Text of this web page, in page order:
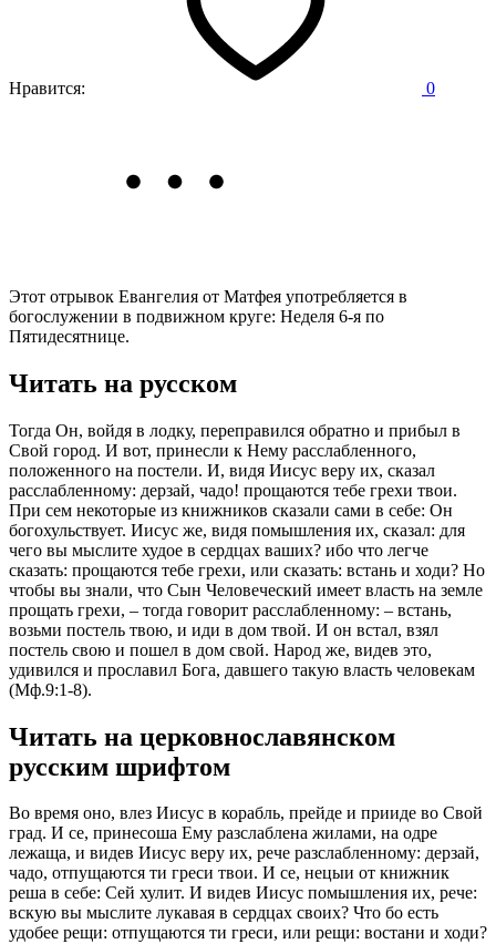
Нравится: 0
Этот отрывок Евангелия от Матфея употребляется в
богослужении в подвижном круге: Неделя 6-я по
Пятидесятнице.
Читать на русском
Тогда Он, войдя в лодку, переправился обратно и прибыл в
Свой город. И вот, принесли к Нему расслабленного,
положенного на постели. И, видя Иисус веру их, сказал
расслабленному: дерзай, чадо! прощаются тебе грехи твои.
При сем некоторые из книжников сказали сами в себе: Он
богохульствует. Иисус же, видя помышления их, сказал: для
чего вы мыслите худое в сердцах ваших? ибо что легче
сказать: прощаются тебе грехи, или сказать: встань и ходи? Но
чтобы вы знали, что Сын Человеческий имеет власть на земле
прощать грехи, – тогда говорит расслабленному: – встань,
возьми постель твою, и иди в дом твой. И он встал, взял
постель свою и пошел в дом свой. Народ же, видев это,
удивился и прославил Бога, давшего такую власть человекам
(Мф.9:1-8).
Читать на церковнославянском
русским шрифтом
Во время оно, влез Иисус в корабль, прейде и прииде во Свой
град. И се, принесоша Ему разслаблена жилами, на одре
лежаща, и видев Иисус веру их, рече разслабленному: дерзай,
чадо, отпущаются ти греси твои. И се, нецыи от книжник
реша в себе: Сей хулит. И видев Иисус помышления их, рече:
вскую вы мыслите лукавая в сердцах своих? Что бо есть
удобее рещи: отпущаются ти греси, или рещи: востани и ходи?